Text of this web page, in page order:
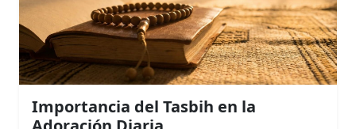
Importancia del Tasbih en la